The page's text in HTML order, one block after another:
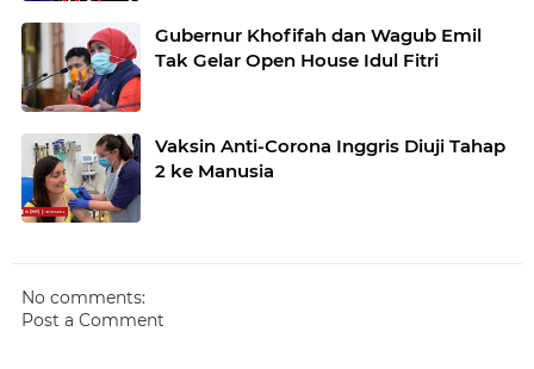
Gubernur Khofifah dan Wagub Emil
Tak Gelar Open House Idul Fitri
Vaksin Anti-Corona Inggris Diuji Tahap
2 ke Manusia
No comments:
Post a Comment